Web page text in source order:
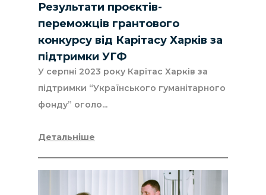
Результати проєктів-
переможців грантового
конкурсу від Карітасу Харків за
підтримки УГФ
У серпні 2023 року Карітас Харків за
підтримки “Українського гуманітарного
фонду” оголо...
Детальніше